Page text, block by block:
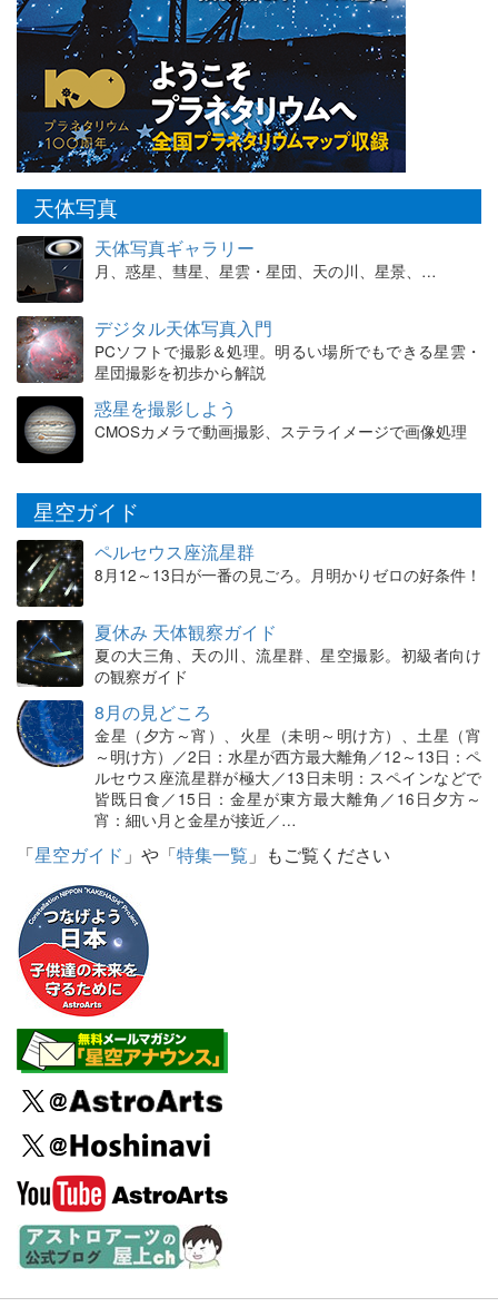
天体写真
天体写真ギャラリー
月、惑星、彗星、星雲・星団、天の川、星景、…
デジタル天体写真入門
PCソフトで撮影＆処理。明るい場所でもできる星雲・
星団撮影を初歩から解説
惑星を撮影しよう
CMOSカメラで動画撮影、ステライメージで画像処理
星空ガイド
ペルセウス座流星群
8月12～13日が一番の見ごろ。月明かりゼロの好条件！
夏休み 天体観察ガイド
夏の大三角、天の川、流星群、星空撮影。初級者向け
の観察ガイド
8月の見どころ
金星（夕方～宵）、火星（未明～明け方）、土星（宵
～明け方）／2日：水星が西方最大離角／12～13日：ペ
ルセウス座流星群が極大／13日未明：スペインなどで
皆既日食／15日：金星が東方最大離角／16日夕方～
宵：細い月と金星が接近／…
「星空ガイド 」や「特集一覧 」もご覧ください